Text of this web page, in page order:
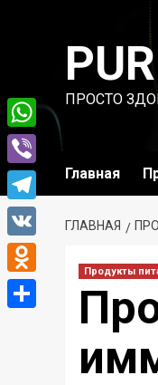
содержимому
ПРОСТО
Главная
ГЛАВНАЯ
Продукты
WhatsApp
Viber
Telegram
VK
Odnoklassniki
Отправить